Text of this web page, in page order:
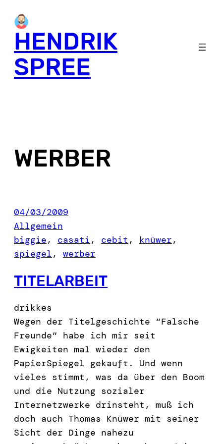
content
HENDRIK
SPREE
WERBER
04/03/2009
Allgemein
biggie, casati , cebit , knüwer
spiegel , werber
TITELARBEIT
drikkes
Wegen der Titelgeschichte “Falsche
Freunde” habe ich mir seit
Ewigkeiten mal wieder den
PapierSpiegel gekauft. Und wenn
vieles stimmt, was da über den Boom
und die Nutzung sozialer
Internetzwerke drinsteht, muß ich
doch auch Thomas Knüwer mit seiner
Sicht der Dinge nahezu